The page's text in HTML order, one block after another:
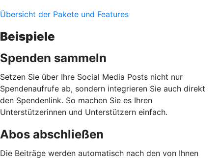
Übersicht der Pakete und Features
Beispiele
Spenden sammeln
Setzen Sie über Ihre Social Media Posts nicht nur
Spendenaufrufe ab, sondern integrieren Sie auch direkt
den Spendenlink. So machen Sie es Ihren
Unterstützerinnen und Unterstützern einfach.
Abos abschließen
Die Beiträge werden automatisch nach den von Ihnen